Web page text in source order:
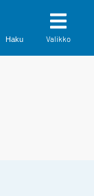
Haku Valikko